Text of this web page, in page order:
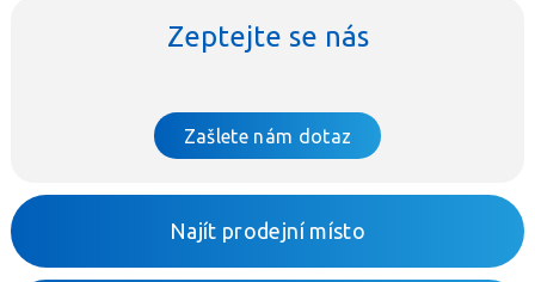
Zeptejte se nás
Zašlete nám dotaz
Najít prodejní místo